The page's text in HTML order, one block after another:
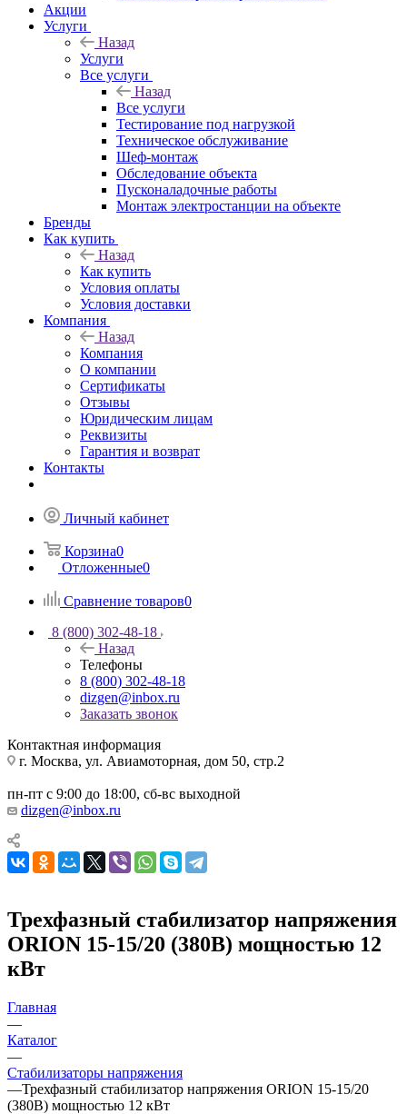
Акции
Услуги
Назад
Услуги
Все услуги
Назад
Все услуги
Тестирование под нагрузкой
Техническое обслуживание
Шеф-монтаж
Обследование объекта
Пусконаладочные работы
Монтаж электростанции на объекте
Бренды
Как купить
Назад
Как купить
Условия оплаты
Условия доставки
Компания
Назад
Компания
О компании
Сертификаты
Отзывы
Юридическим лицам
Реквизиты
Гарантия и возврат
Контакты
Личный кабинет
Корзина0
Отложенные0
Сравнение товаров0
8 (800) 302-48-18
Назад
Телефоны
8 (800) 302-48-18
dizgen@inbox.ru
Заказать звонок
Контактная информация
г. Москва, ул. Авиамоторная, дом 50, стр.2
пн-пт с 9:00 до 18:00, сб-вс выходной
dizgen@inbox.ru
Трехфазный стабилизатор напряжения
ORION 15-15/20 (380В) мощностью 12
кВт
Главная
—
Каталог
—
Стабилизаторы напряжения
—Трехфазный стабилизатор напряжения ORION 15-15/20
(380В) мощностью 12 кВт